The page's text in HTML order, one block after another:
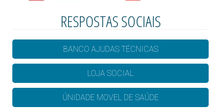
RESPOSTAS SOCIAIS
BANCO AJUDAS TÉCNICAS
LOJA SOCIAL
ÚNIDADE MOVEL DE SAÚDE